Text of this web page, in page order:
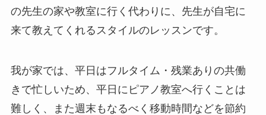
の先生の家や教室に行く代わりに、先生が自宅に
来て教えてくれるスタイルのレッスンです。
我が家では、平日はフルタイム・残業ありの共働
きで忙しいため、平日にピアノ教室へ行くことは
難しく、また週末もなるべく移動時間などを節約